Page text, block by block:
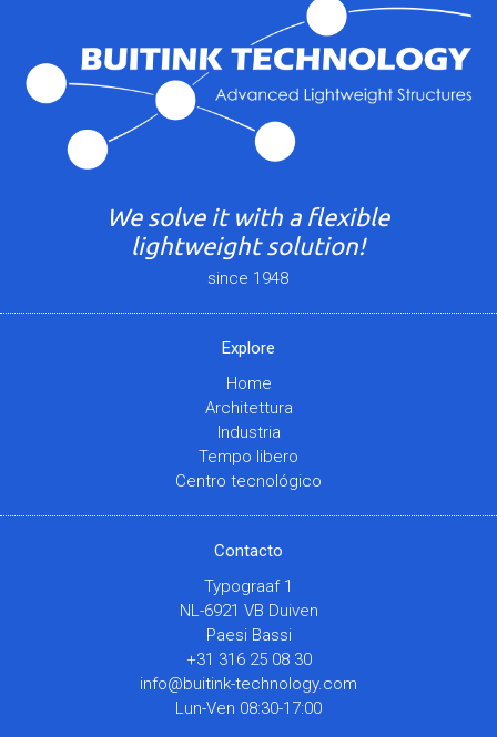
We solve it with a flexible
lightweight solution!
since 1948
Explore
Home
Architettura
Industria
Tempo libero
Centro tecnológico
Contacto
Typograaf 1
NL-6921 VB Duiven
Paesi Bassi
+31 316 25 08 30
info@buitink-technology.com
Lun-Ven 08:30-17:00